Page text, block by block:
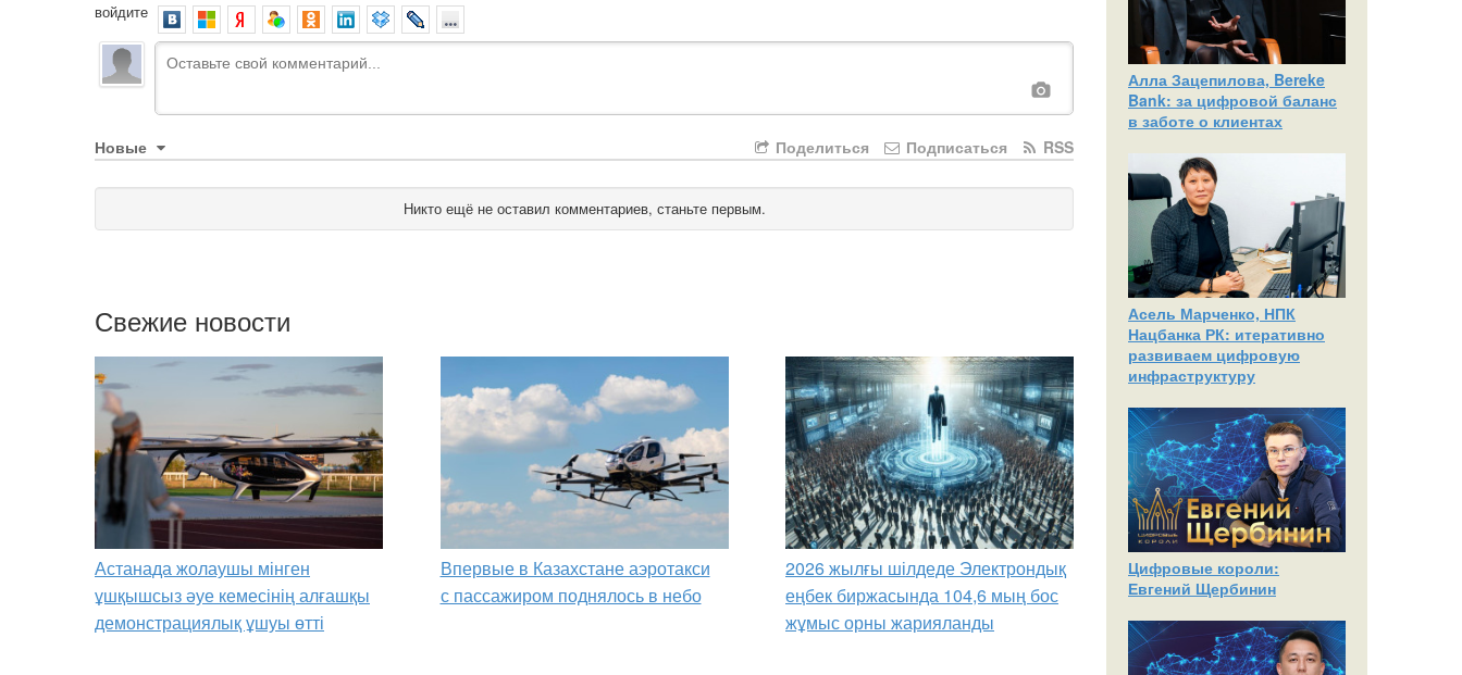
войдите
Новые RSS
Подписаться
Поделиться
Никто ещё не оставил комментариев, станьте первым.
Свежие новости
Астанада жолаушы мінген
ұшқышсыз әуе кемесінің алғашқы
демонстрациялық ұшуы өтті
Впервые в Казахстане аэротакси
с пассажиром поднялось в небо
2026 жылғы шілдеде Электрондық
еңбек биржасында 104,6 мың бос
жұмыс орны жарияланды
Алла Зацепилова, Bereke
Bank: за цифровой баланс
в заботе о клиентах
Асель Марченко, НПК
Нацбанка РК: итеративно
развиваем цифровую
инфраструктуру
Цифровые короли:
Евгений Щербинин